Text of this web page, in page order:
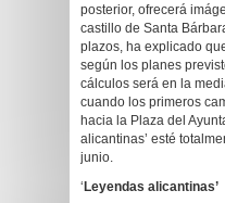
posterior, ofrecerá
castillo de Santa
plazos, ha explicado
según los planes
cálculos será en la
cuando los primeros
hacia la Plaza del
alicantinas’ esté
junio.
‘ Leyendas alicantinas’